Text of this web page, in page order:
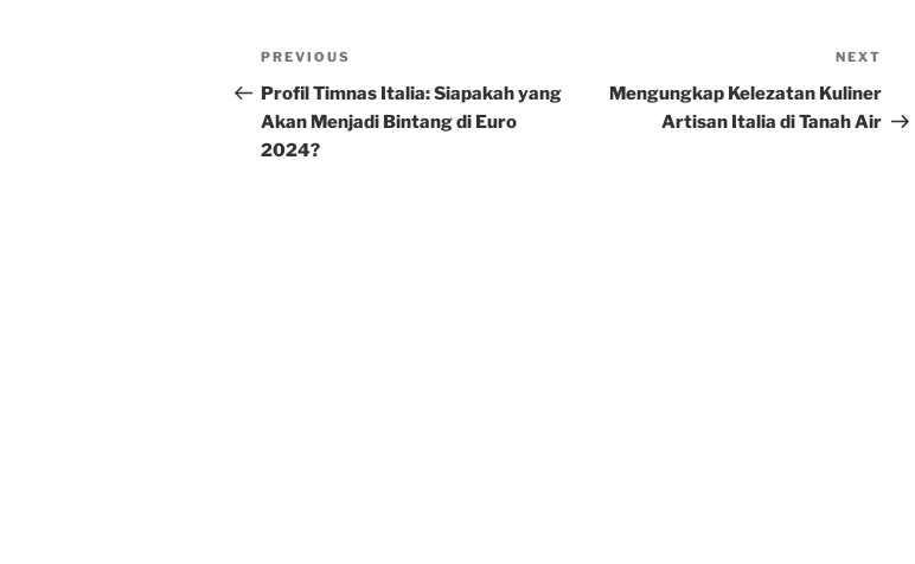
Post
navigation
Previous
Post
PREVIOUS
Profil Timnas Italia: Siapakah yang
Akan Menjadi Bintang di Euro
2024?
Post
NEXT
Mengungkap Kelezatan Kuliner
Artisan Italia di Tanah Air